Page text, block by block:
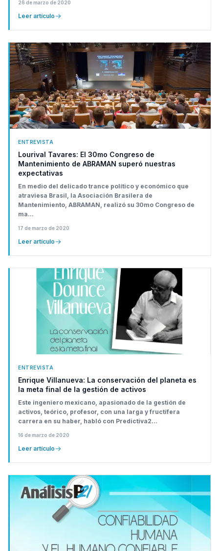
26 de marzo de 2020
Leer artículo
ENTREVISTA
Lourival Tavares: El 30mo Congreso de
Mantenimiento de ABRAMAN superó nuestras
expectativas
En medio del delicado trance político y económico que
atraviesa Brasil, la Asociación Brasilera de
Mantenimiento, ABRAMAN, realizó su 30mo Congreso de
ma...
17 de marzo de 2020
Leer artículo
ENTREVISTA
Enrique Villanueva: La conservación del planeta es
la meta final de la gestión de activos
Este ingeniero mexicano, apasionado de la gestión de
activos, teórico, profesor, con una larga y fructífera
carrera en su haber, habló con Predictiva2...
16 de marzo de 2020
Leer artículo